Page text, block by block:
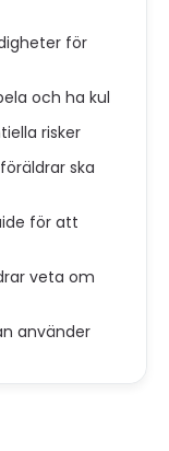
för
och ha kul
risker
ska
för att
veta om
använder